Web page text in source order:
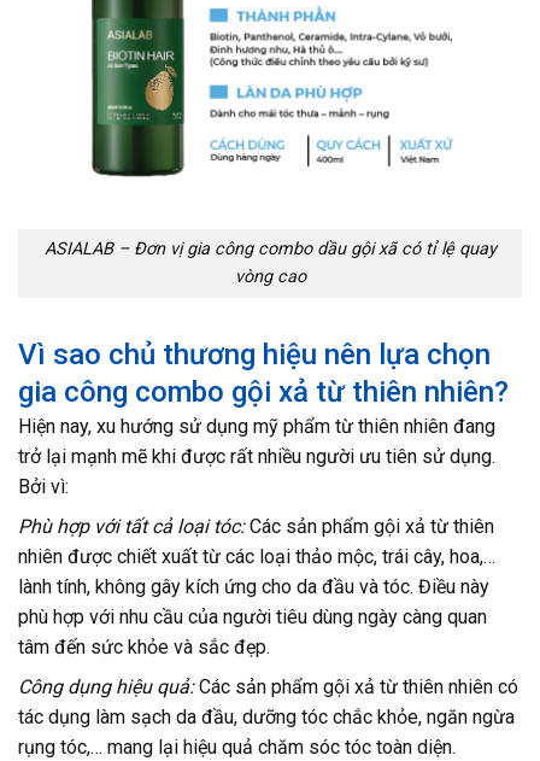
ASIALAB – Đơn vị gia công combo dầu gội xã có tỉ lệ quay
vòng cao
Vì sao chủ thương hiệu nên lựa chọn
gia công combo gội xả từ thiên nhiên?
Hiện nay, xu hướng sử dụng mỹ phẩm từ thiên nhiên đang
trở lại mạnh mẽ khi được rất nhiều người ưu tiên sử dụng.
Bởi vì:
Phù hợp với tất cả loại tóc:Các sản phẩm gội xả từ thiên
nhiên được chiết xuất từ các loại thảo mộc, trái cây, hoa,…
lành tính, không gây kích ứng cho da đầu và tóc. Điều này
phù hợp với nhu cầu của người tiêu dùng ngày càng quan
tâm đến sức khỏe và sắc đẹp.
Công dụng hiệu quả:Các sản phẩm gội xả từ thiên nhiên có
tác dụng làm sạch da đầu, dưỡng tóc chắc khỏe, ngăn ngừa
rụng tóc,… mang lại hiệu quả chăm sóc tóc toàn diện.